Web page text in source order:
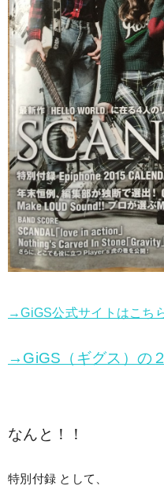
→GiGS公式サイトはこち
→GiGS（ギグス）の
なんと！！
特別付録 として、